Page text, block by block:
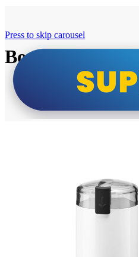
Bosch super
Press to skip carousel